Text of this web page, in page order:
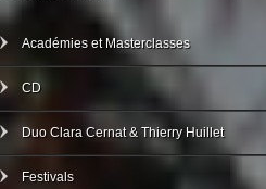
Académies et Masterclasses
CD
Duo Clara Cernat & Thierry Huillet
Festivals